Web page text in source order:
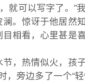
就可以写字了。 ”
澜。 惊讶于他居然
目相看，心里甚是
节，热情似火，孩
，旁边多了一个“